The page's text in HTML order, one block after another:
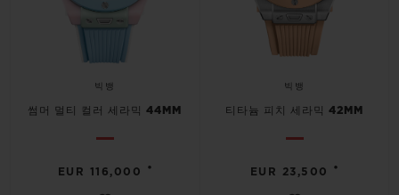
빅뱅
썸머 멀티 컬러 세라믹 44MM
EUR 116,000 •
빅뱅
티타늄 피치 세라믹 42MM
EUR 23,500 •